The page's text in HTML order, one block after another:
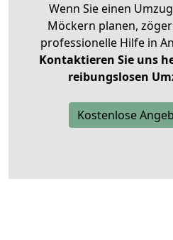
Wenn Sie einen
Möckern planen,
professionelle Hilfe in
Kontaktieren Sie uns
reibungslosen
Kostenlose